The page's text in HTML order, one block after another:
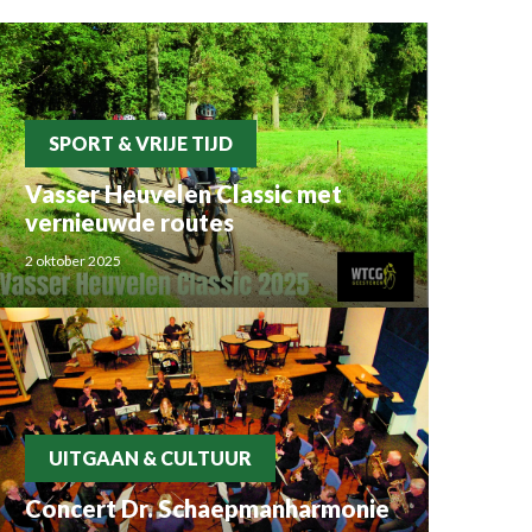
SPORT & VRIJE TIJD
Vasser Heuvelen Classic met
vernieuwde routes
2 oktober 2025
UITGAAN & CULTUUR
Concert Dr. Schaepmanharmonie